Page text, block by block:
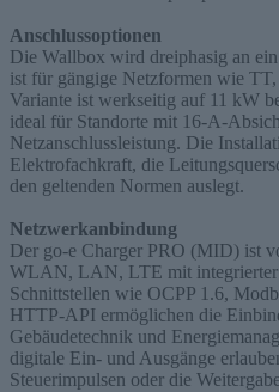
Anschlussoptionen
Die Wallbox wird dreiphasig an
ist für gängige Netzformen wie
Variante ist werkseitig auf 11 kW
ideal für Standorte mit 16-A-
Netzanschlussleistung. Die
Elektrofachkraft, die
den geltenden Normen auslegt.
Netzwerkanbindung
Der go-e Charger PRO (MID) ist
WLAN, LAN, LTE mit
Schnittstellen wie OCPP 1.6,
HTTP-API ermöglichen die
Gebäudetechnik und
digitale Ein- und Ausgänge
Steuerimpulsen oder die